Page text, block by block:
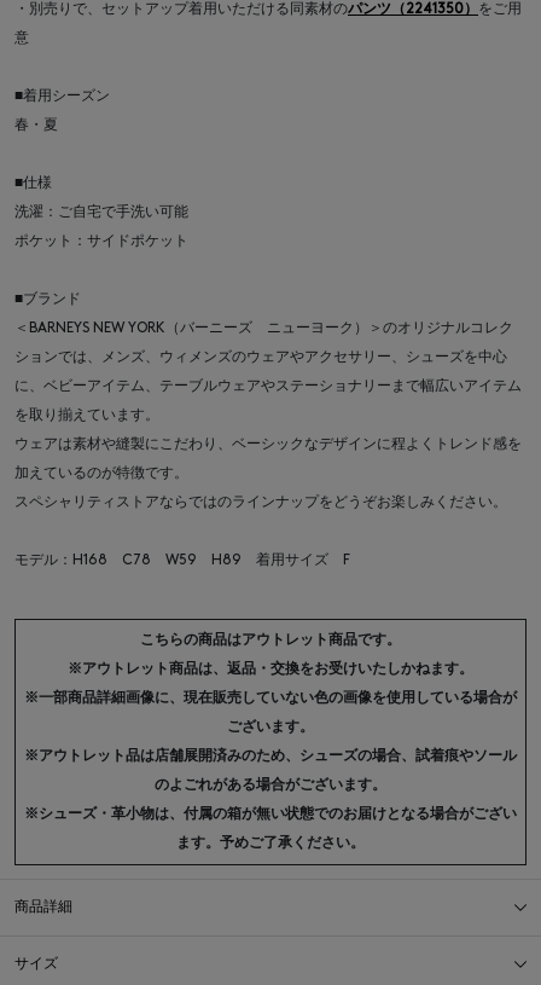
・別売りで、セットアップ着用いただける同素材のパンツ（2241350） をご用
意
■着用シーズン
春・夏
■仕様
洗濯：ご自宅で手洗い可能
ポケット：サイドポケット
■ブランド
＜BARNEYS NEW YORK（バーニーズ ニューヨーク）＞のオリジナルコレク
ションでは、メンズ、ウィメンズのウェアやアクセサリー、シューズを中心
に、ベビーアイテム、テーブルウェアやステーショナリーまで幅広いアイテム
を取り揃えています。
ウェアは素材や縫製にこだわり、ベーシックなデザインに程よくトレンド感を
加えているのが特徴です。
スペシャリティストアならではのラインナップをどうぞお楽しみください。
モデル：H168 C78 W59 H89 着用サイズ F
こちらの商品はアウトレット商品です。
※アウトレット商品は、返品・交換をお受けいたしかねます。
※一部商品詳細画像に、現在販売していない色の画像を使用している場合が
ございます。
※アウトレット品は店舗展開済みのため、シューズの場合、試着痕やソール
のよごれがある場合がございます。
※シューズ・革小物は、付属の箱が無い状態でのお届けとなる場合がござい
ます。予めご了承ください。
商品詳細
サイズ